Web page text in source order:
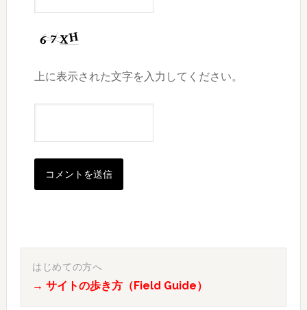
上に表示された文字を入力してください。
最
はじめての方へ
→ サイトの歩き方（Field Guide）